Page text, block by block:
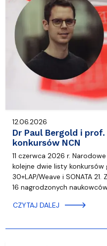
12.06.2026
Dr Paul Bergold i
konkursów NCN
11 czerwca 2026 r.
kolejne dwie listy konkursów
30+LAP/Weave i SONATA
16 nagrodzonych
CZYTAJ DALEJ